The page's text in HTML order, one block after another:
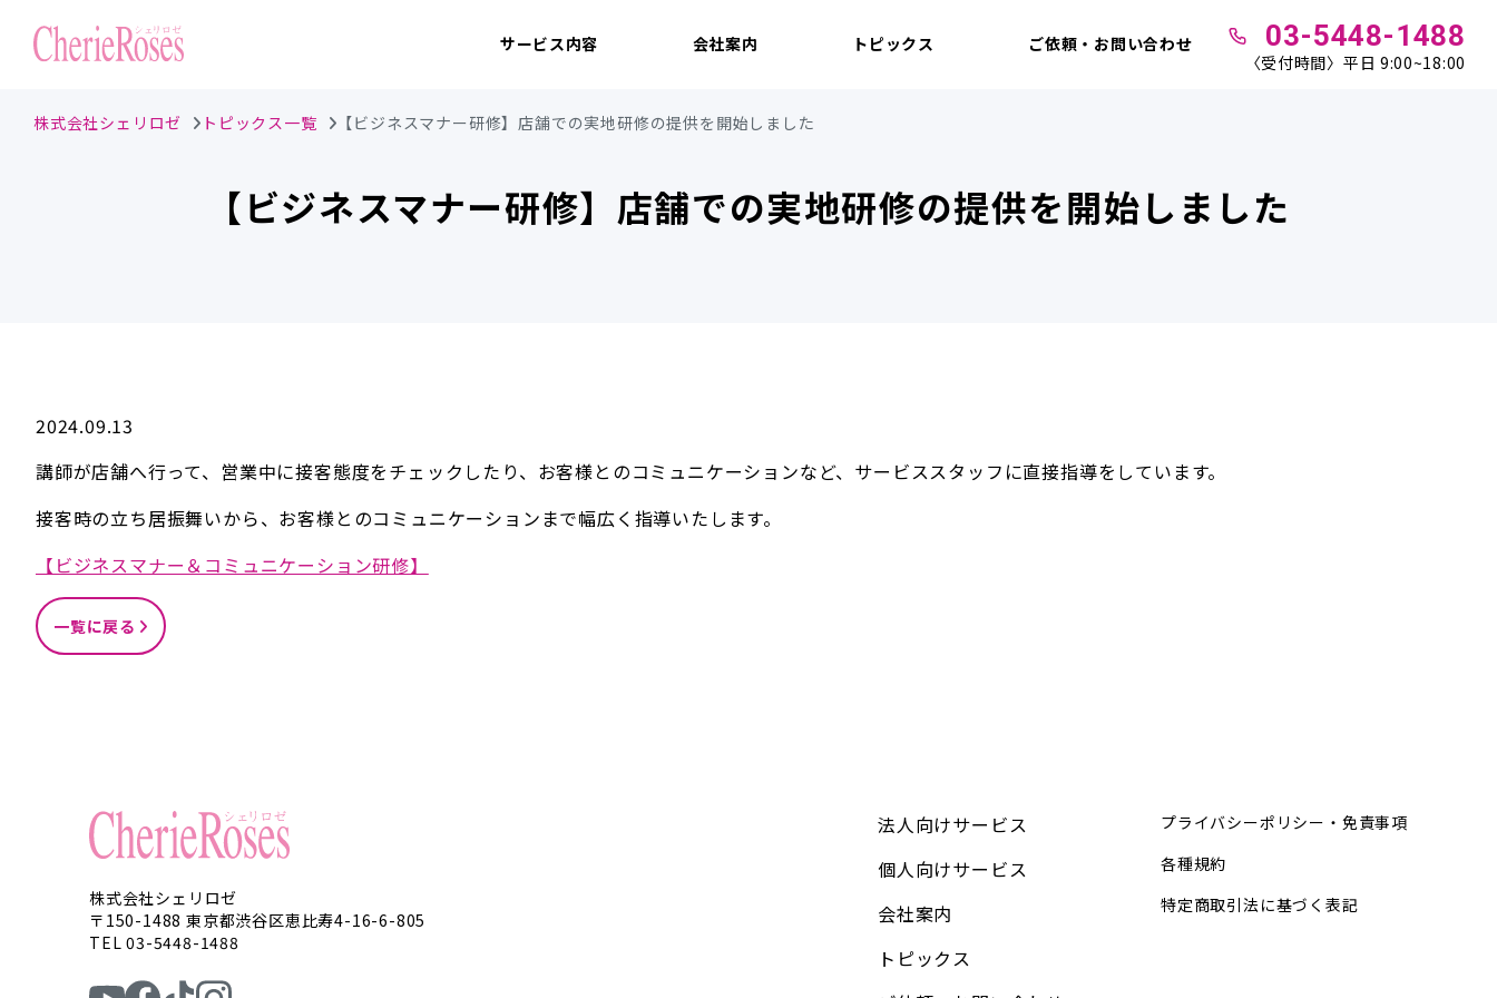
サービス内容 会社案内 トピックス ご依頼・お問い合わせ 03-5448-1488
〈受付時間〉平日 9:00~18:00
株式会社シェリロゼ トピックス一覧 【ビジネスマナー研修】店舗での実地研修の提供を開始しました
【ビジネスマナー研修】店舗での実地研修の提供を開始しました
2024.09.13
講師が店舗へ行って、営業中に接客態度をチェックしたり、お客様とのコミュニケーションなど、サービススタッフに直接指導をしています。
接客時の立ち居振舞いから、お客様とのコミュニケーションまで幅広く指導いたします。
【ビジネスマナー＆コミュニケーション研修】
一覧に戻る
法人向けサービス
個人向けサービス
会社案内
トピックス
プライバシーポリシー・免責事項
各種規約
特定商取引法に基づく表記
株式会社シェリロゼ
〒150-1488 東京都渋谷区恵比寿4-16-6-805
TEL 03-5448-1488